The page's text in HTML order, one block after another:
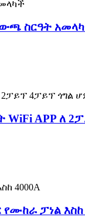
ስርዓት
APP ለ
ፓነል እስከ